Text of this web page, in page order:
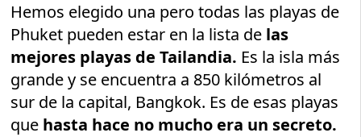
Hemos elegido una pero todas las playas de
Phuket pueden estar en la lista de las
mejores playas de Tailandia. Es la isla más
grande y se encuentra a 850 kilómetros al
sur de la capital, Bangkok. Es de esas playas
que hasta hace no mucho era un secreto.